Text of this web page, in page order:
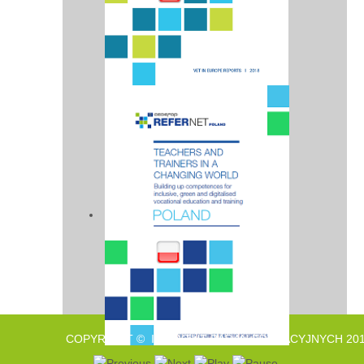
COPYRIGHT © INSTYTUT BADAŃ EDUKACYJNYCH